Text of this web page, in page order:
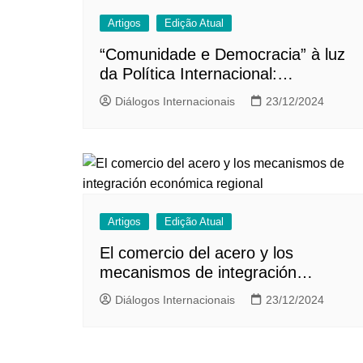
Artigos Edição Atual
“Comunidade e Democracia” à luz
da Política Internacional:
apontamentos sobre a obra de
Robert Putnam
Diálogos Internacionais 23/12/2024
Artigos Edição Atual
El comercio del acero y los
mecanismos de integración
económica regional
Diálogos Internacionais 23/12/2024